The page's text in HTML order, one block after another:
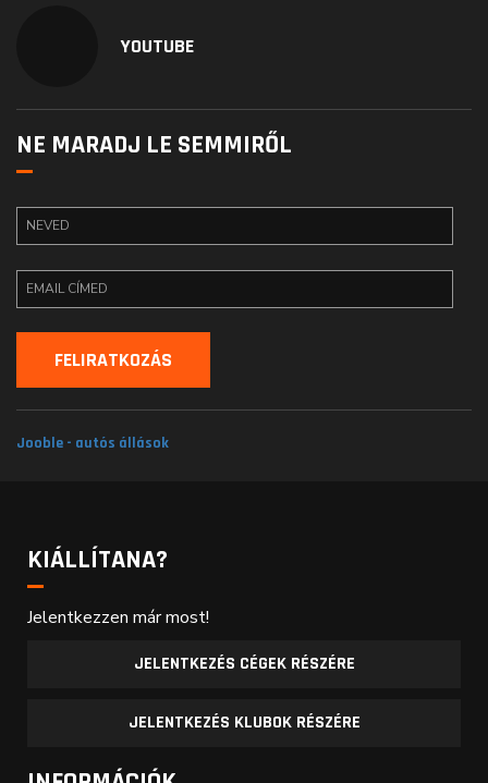
YOUTUBE
NE MARADJ LE SEMMIRŐL
Jooble - autós állások
KIÁLLÍTANA?
Jelentkezzen már most!
JELENTKEZÉS CÉGEK RÉSZÉRE
JELENTKEZÉS KLUBOK RÉSZÉRE